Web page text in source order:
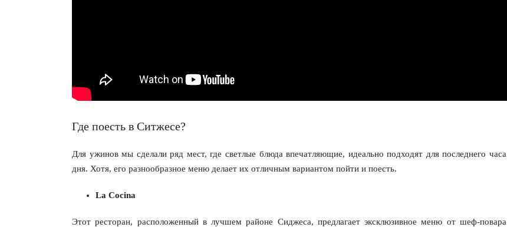
Где поесть в Ситжесе?
Для ужинов мы сделали ряд мест, где светлые блюда впечатляющие, идеально подходят для последнего часа
дня. Хотя, его разнообразное меню делает их отличным вариантом пойти и поесть.
La Cocina
Этот ресторан, расположенный в лучшем районе Сиджеса, предлагает эксклюзивное меню от шеф-повара